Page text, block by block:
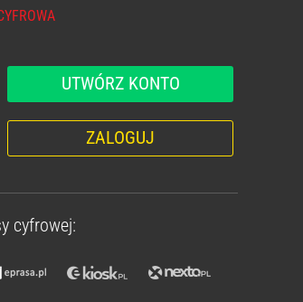
UTWÓRZ KONTO
ZALOGUJ
cyfrowej: